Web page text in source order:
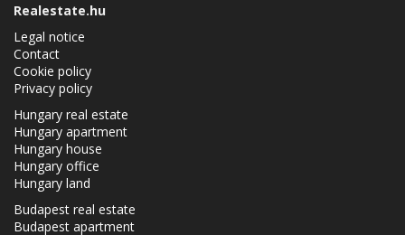
Realestate.hu
Legal notice
Contact
Cookie policy
Privacy policy
Hungary real estate
Hungary apartment
Hungary house
Hungary office
Hungary land
Budapest real estate
Budapest apartment